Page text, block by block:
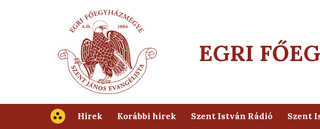
EGRI
Hírek Korábbi hírek Szent István Rádió Szent